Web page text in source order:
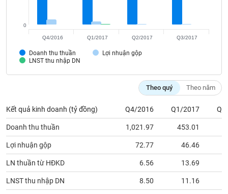
Doanh thu thuần
Lợi nhuận gộp
LNST thu nhập DN
0
Q4/2016 Q1/2017 Q2/2017 Q3/2017
Theo quý Theo năm
Kết quả kinh doanh (tỷ đồng) Q4/2016 Q1/2017
Doanh thu thuần 1,021.97 453.01
Lợi nhuận gộp 72.77 46.46
LN thuần từ HĐKD 6.56 13.69
LNST thu nhập DN 8.50 11.16
KHỎE
TÀI
CÔNG
NGHỆ
THÔNG
TIN